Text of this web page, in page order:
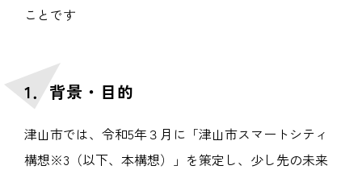
ことです
1．背景・目的
津山市では、令和5年３月に「津山市スマートシティ
構想※3（以下、本構想）」を策定し、少し先の未来